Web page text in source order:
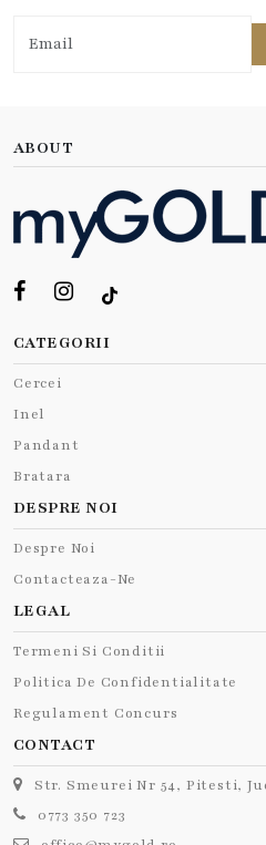
ABOUT
CATEGORII
Cercei
Inel
Pandant
Bratara
DESPRE NOI
Despre Noi
Contacteaza-Ne
LEGAL
Termeni Si Conditii
Politica De Confidentialitate
Regulament Concurs
CONTACT
Str. Smeurei Nr 54, Pitesti,
0773 350 723